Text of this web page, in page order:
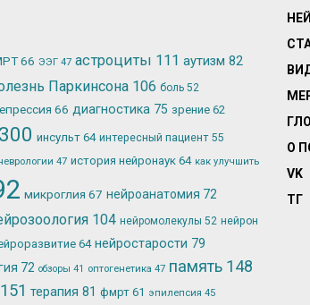
66 ЭЭГ 47 астроциты 111 аутизм 82
Паркинсона 106 боль 52
66 диагностика 75 зрение 62
300 инсульт 64 интересный пациент 55
47 история нейронаук 64 как улучшить
микроглия 67 нейроанатомия 72
104 нейромолекулы 52 нейрон
64 нейростарости 79
72 обзоры 41 оптогенетика 47 память 148
151 терапия 81 фмрт 61 эпилепсия 45
О
VK
ТГ